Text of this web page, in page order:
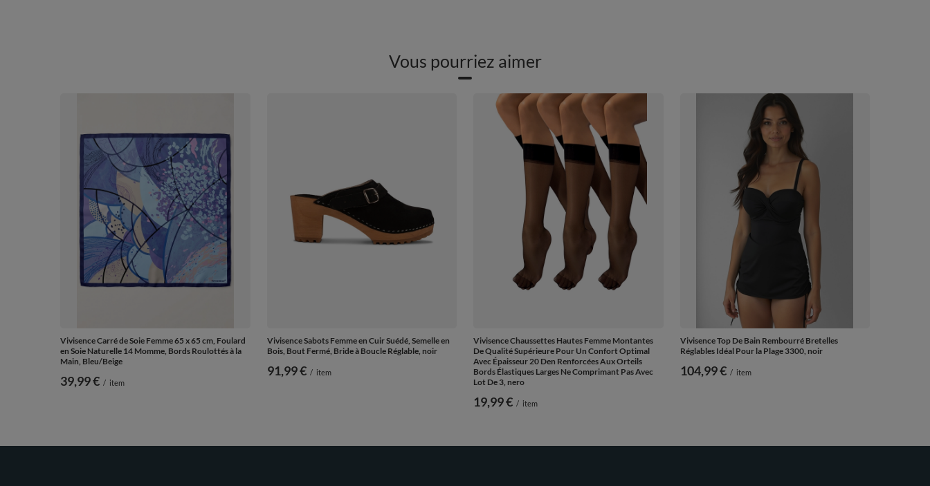
Vous pourriez aimer
Vivisence Carré de Soie Femme 65 x 65 cm, Foulard
en Soie Naturelle 14 Momme, Bords Roulottés à la
Main, Bleu/Beige
39,99 € / item
Vivisence Sabots Femme en Cuir Suédé, Semelle en
Bois, Bout Fermé, Bride à Boucle Réglable, noir
91,99 € / item
Vivisence Chaussettes Hautes Femme Montantes
De Qualité Supérieure Pour Un Confort Optimal
Avec Épaisseur 20 Den Renforcées Aux Orteils
Bords Élastiques Larges Ne Comprimant Pas Avec
Lot De 3, nero
19,99 € / item
Vivisence Top De Bain Rembourré Bretelles
Réglables Idéal Pour la Plage 3300, noir
104,99 € / item